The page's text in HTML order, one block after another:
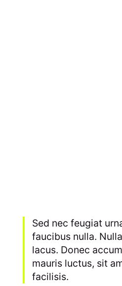
Sed nec feugiat
faucibus nulla.
lacus. Donec
mauris luctus, sit
facilisis.